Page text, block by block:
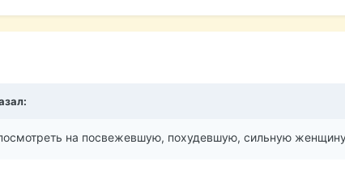
на посвежевшую, похудевшую, сильную